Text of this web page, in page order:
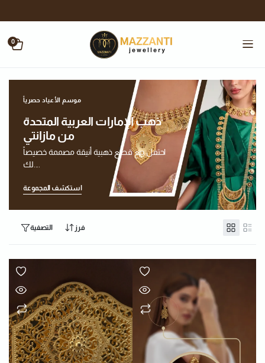
0
موسم الأعياد حصرياً
ذهب الإمارات العربية المتحدة
من مازانتي
احتفل مع قطع ذهبية أنيقة مصممة خصيصاً
استكشف المجموعة
التصفية فرز